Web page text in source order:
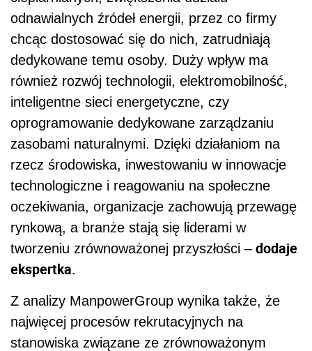
odnawialnych źródeł energii, przez co firmy
chcąc dostosować się do nich, zatrudniają
dedykowane temu osoby. Duży wpływ ma
również rozwój technologii, elektromobilność,
inteligentne sieci energetyczne, czy
oprogramowanie dedykowane zarządzaniu
zasobami naturalnymi. Dzięki działaniom na
rzecz środowiska, inwestowaniu w innowacje
technologiczne i reagowaniu na społeczne
oczekiwania, organizacje zachowują przewagę
rynkową, a branże stają się liderami w
tworzeniu zrównoważonej przyszłości –dodaje
ekspertka.
Z analizy ManpowerGroup wynika także, że
najwięcej procesów rekrutacyjnych na
stanowiska związane ze zrównoważonym